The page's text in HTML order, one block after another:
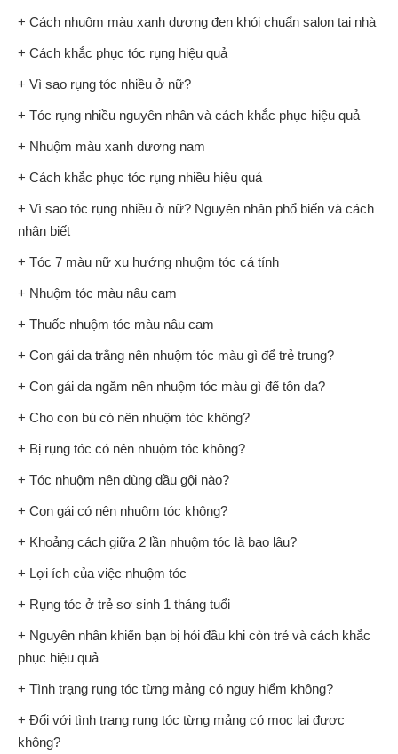
+ Cách nhuộm màu xanh dương đen khói chuẩn salon tại nhà
+ Cách khắc phục tóc rụng hiệu quả
+ Vì sao rụng tóc nhiều ở nữ?
+ Tóc rụng nhiều nguyên nhân và cách khắc phục hiệu quả
+ Nhuộm màu xanh dương nam
+ Cách khắc phục tóc rụng nhiều hiệu quả
+ Vì sao tóc rụng nhiều ở nữ? Nguyên nhân phổ biến và cách
nhận biết
+ Tóc 7 màu nữ xu hướng nhuộm tóc cá tính
+ Nhuộm tóc màu nâu cam
+ Thuốc nhuộm tóc màu nâu cam
+ Con gái da trắng nên nhuộm tóc màu gì để trẻ trung?
+ Con gái da ngăm nên nhuộm tóc màu gì để tôn da?
+ Cho con bú có nên nhuộm tóc không?
+ Bị rụng tóc có nên nhuộm tóc không?
+ Tóc nhuộm nên dùng dầu gội nào?
+ Con gái có nên nhuộm tóc không?
+ Khoảng cách giữa 2 lần nhuộm tóc là bao lâu?
+ Lợi ích của việc nhuộm tóc
+ Rụng tóc ở trẻ sơ sinh 1 tháng tuổi
+ Nguyên nhân khiến bạn bị hói đầu khi còn trẻ và cách khắc
phục hiệu quả
+ Tình trạng rụng tóc từng mảng có nguy hiểm không?
+ Đối với tình trạng rụng tóc từng mảng có mọc lại được
không?